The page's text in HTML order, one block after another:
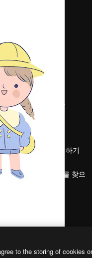
가격
회사 소개
Reviews
채용 정보
검색 트렌드
블로그
이벤트
Slidesgo
콘텐츠 판매하기
magnific.ai를 찾으
to the storing of cookies